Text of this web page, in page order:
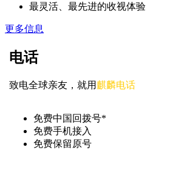
最灵活、最先进的收视体验
更多信息
电话
致电全球亲友，就用 麒麟电话
免费中国回拨号*
免费手机接入
免费保留原号